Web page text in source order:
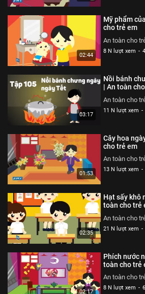
03:58
toàn cho trẻ
An toàn cho
26 N lượt xem
03:04
An toàn cho
26 N lượt xem
03:57
An toàn cho
26 N lượt xem
02:40
An toàn cho
26 N lượt xem
02:57
An toàn cho
26 N lượt xem
02:44
Mỹ phẩm
cho trẻ em
An toàn cho
8 N lượt xem -
03:17
Nồi bánh
| An toàn
An toàn cho
11 N lượt xem -
01:53
Cây hoa
cho trẻ em
An toàn cho
13 N lượt xem -
02:35
Hạt sấy khô
toàn cho trẻ
An toàn cho
21 N lượt xem -
02:17
Phích nước
toàn cho trẻ
An toàn cho
8 N lượt xem -